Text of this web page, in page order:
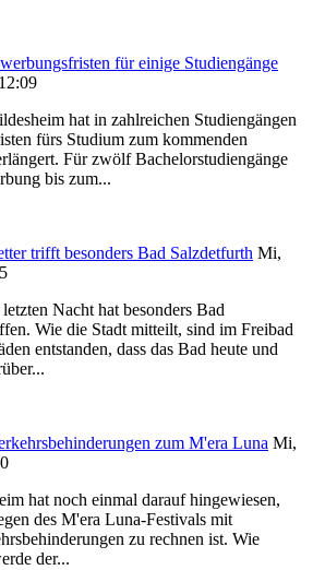
für einige Studiengänge
hat in zahlreichen Studiengängen
fürs Studium zum kommenden
Für zwölf Bachelorstudiengänge
bis zum...
trifft besonders Bad Salzdetfurth Mi,
Nacht hat besonders Bad
Wie die Stadt mitteilt, sind im Freibad
entstanden, dass das Bad heute und
zum M'era Luna Mi,
hat noch einmal darauf hingewiesen,
des M'era Luna-Festivals mit
zu rechnen ist. Wie
der...